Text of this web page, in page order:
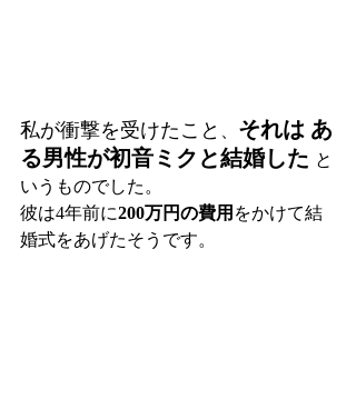
私が衝撃を受けたこと
それは あ
る男性が初音ミクと結婚した と
いうものでした。
彼は4年前に200万円の費用 をかけて結
婚式をあげたそうです。